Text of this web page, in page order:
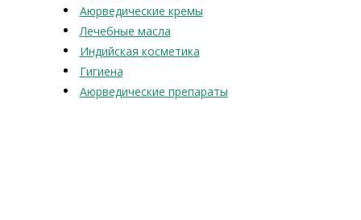
Аюрведические кремы
Лечебные масла
Индийская косметика
Гигиена
Аюрведические препараты